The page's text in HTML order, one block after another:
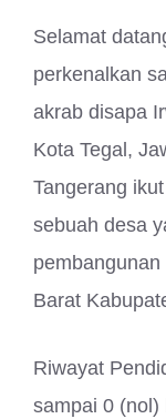
Selamat
perkenalkan
akrab disapa
Kota Tegal,
Tangerang
sebuah desa
Barat
Riwayat
sampai 0 (nol)